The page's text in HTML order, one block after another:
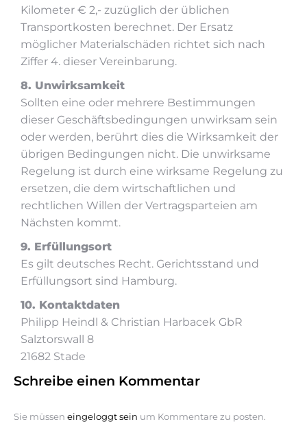
Kilometer € 2,- zuzüglich der üblichen
Transportkosten berechnet. Der Ersatz
möglicher Materialschäden richtet sich nach
Ziffer 4. dieser Vereinbarung.
8. Unwirksamkeit
Sollten eine oder mehrere Bestimmungen
dieser Geschäftsbedingungen unwirksam sein
oder werden, berührt dies die Wirksamkeit der
übrigen Bedingungen nicht. Die unwirksame
Regelung ist durch eine wirksame Regelung zu
ersetzen, die dem wirtschaftlichen und
rechtlichen Willen der Vertragsparteien am
Nächsten kommt.
9. Erfüllungsort
Es gilt deutsches Recht. Gerichtsstand und
Erfüllungsort sind Hamburg.
10. Kontaktdaten
Philipp Heindl & Christian Harbacek GbR
Salztorswall 8
21682 Stade
Schreibe einen Kommentar
Sie müssen eingeloggt sein um Kommentare zu posten.